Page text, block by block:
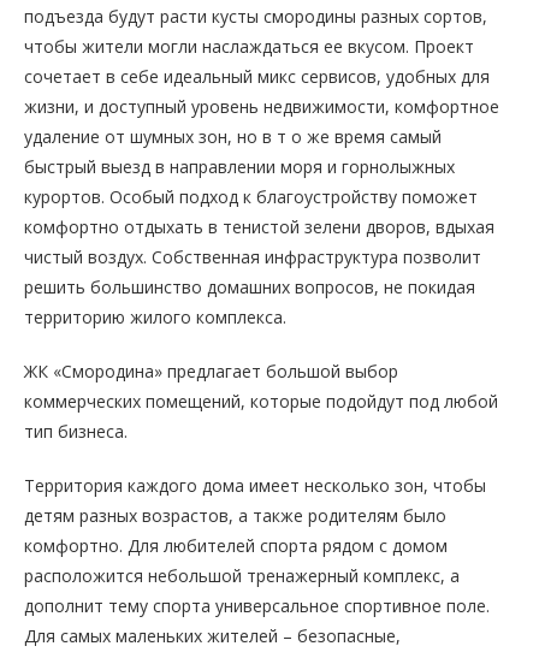
подъезда будут расти кусты смородины разных сортов,
чтобы жители могли наслаждаться ее вкусом. Проект
сочетает в себе идеальный микс сервисов, удобных для
жизни, и доступный уровень недвижимости, комфортное
удаление от шумных зон, но в т о же время самый
быстрый выезд в направлении моря и горнолыжных
курортов. Особый подход к благоустройству поможет
комфортно отдыхать в тенистой зелени дворов, вдыхая
чистый воздух. Собственная инфраструктура позволит
решить большинство домашних вопросов, не покидая
территорию жилого комплекса.
ЖК «Смородина» предлагает большой выбор
коммерческих помещений, которые подойдут под любой
тип бизнеса.
Территория каждого дома имеет несколько зон, чтобы
детям разных возрастов, а также родителям было
комфортно. Для любителей спорта рядом с домом
расположится небольшой тренажерный комплекс, а
дополнит тему спорта универсальное спортивное поле.
Для самых маленьких жителей – безопасные,